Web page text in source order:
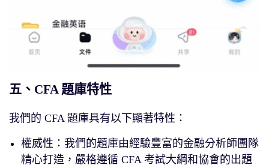
五、CFA 題庫特性
我們的 CFA 題庫具有以下顯著特性：
權威性：我們的題庫由經驗豐富的金融分析師團隊
精心打造，嚴格遵循 CFA 考試大綱和協會的出題